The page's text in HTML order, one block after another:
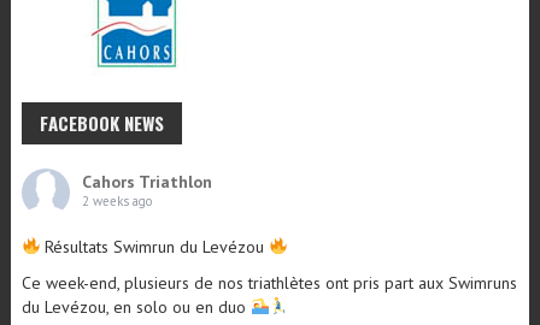
FACEBOOK NEWS
Cahors Triathlon
2 weeks ago
Résultats Swimrun du Levézou
Ce week-end, plusieurs de nos triathlètes ont pris part aux Swimruns
du Levézou, en solo ou en duo